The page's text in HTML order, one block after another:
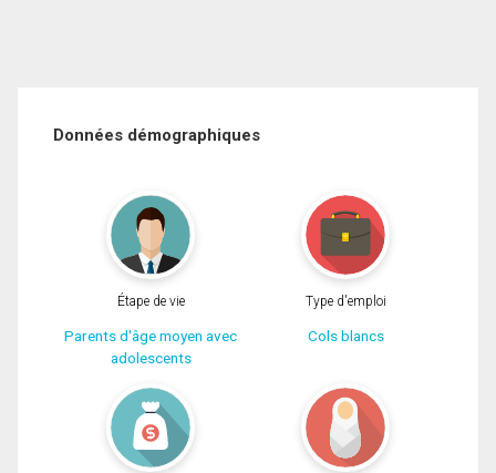
Données démographiques
Étape de vie
Parents d'âge moyen avec
adolescents
Type d'emploi
Cols blancs